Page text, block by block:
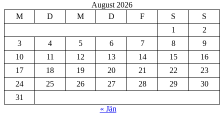
August 2026
M
D M D F S
S
1
2
3
4 5 6 7 8
9
10
11 12 13 14 15
16
17
18 19 20 21 22
23
24
25 26 27 28 29
30
31
« Jän